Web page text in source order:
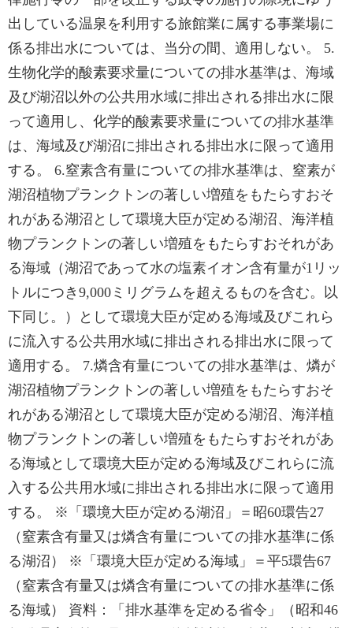
出している温泉を利用する旅館業に属する事業場に
係る排出水については、当分の間、適用しない。 5.
生物化学的酸素要求量についての排水基準は、海域
及び湖沼以外の公共用水域に排出される排出水に限
って適用し、化学的酸素要求量についての排水基準
は、海域及び湖沼に排出される排出水に限って適用
する。 6.窒素含有量についての排水基準は、窒素が
湖沼植物プランクトンの著しい増殖をもたらすおそ
れがある湖沼として環境大臣が定める湖沼、海洋植
物プランクトンの著しい増殖をもたらすおそれがあ
る海域（湖沼であって水の塩素イオン含有量が1リッ
トルにつき9,000ミリグラムを超えるものを含む。以
下同じ。）として環境大臣が定める海域及びこれら
に流入する公共用水域に排出される排出水に限って
適用する。 7.燐含有量についての排水基準は、燐が
湖沼植物プランクトンの著しい増殖をもたらすおそ
れがある湖沼として環境大臣が定める湖沼、海洋植
物プランクトンの著しい増殖をもたらすおそれがあ
る海域として環境大臣が定める海域及びこれらに流
入する公共用水域に排出される排出水に限って適用
する。 ※「環境大臣が定める湖沼」＝昭60環告27
（窒素含有量又は燐含有量についての排水基準に係
る湖沼） ※「環境大臣が定める海域」＝平5環告67
（窒素含有量又は燐含有量についての排水基準に係
る海域） 資料：「排水基準を定める省令」（昭和46